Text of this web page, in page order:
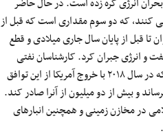
نفت خام از روسیه وارد می کنند، که دو سوم مقداری است که قبل از
تا قبل از پایان سال جاری میلادی و قطع
و انرژی جبران کرد. کارشناسان نفتی
اروپایی معتقدند که ایران ظرف ۱۲ ماه پس از احیای برجام و برداشته شدن تحریم‌هایی که در سال ۲۰۱۸ با خروج آمریکا از این توافق
خود را به ۳ میلیون و ۸۰۰ هزار بشکه در روز برساند و بیش از دو میلیون از آنرا صادر کند.
اسلامی در مخازن زمینی و همچنین انبارهای